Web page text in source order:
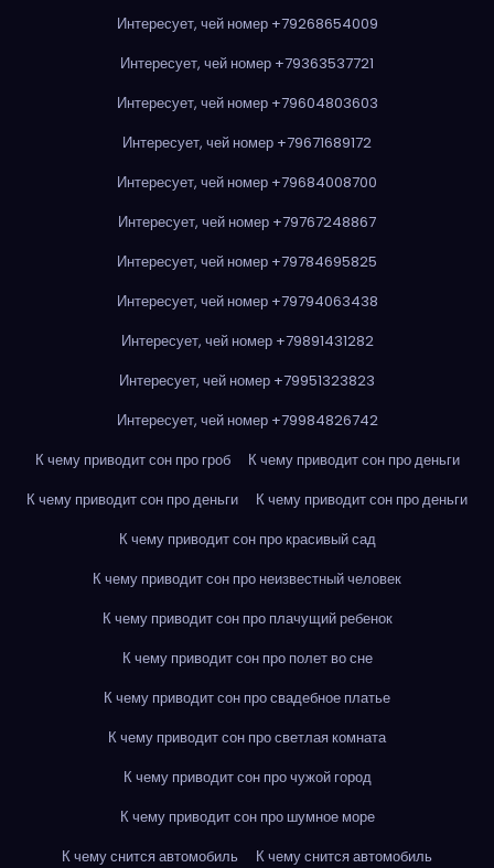
Интересует, чей номер +79268654009
Интересует, чей номер +79363537721
Интересует, чей номер +79604803603
Интересует, чей номер +79671689172
Интересует, чей номер +79684008700
Интересует, чей номер +79767248867
Интересует, чей номер +79784695825
Интересует, чей номер +79794063438
Интересует, чей номер +79891431282
Интересует, чей номер +79951323823
Интересует, чей номер +79984826742
К чему приводит сон про гроб
К чему приводит сон про деньги
К чему приводит сон про деньги
К чему приводит сон про деньги
К чему приводит сон про красивый сад
К чему приводит сон про неизвестный человек
К чему приводит сон про плачущий ребенок
К чему приводит сон про полет во сне
К чему приводит сон про свадебное платье
К чему приводит сон про светлая комната
К чему приводит сон про чужой город
К чему приводит сон про шумное море
К чему снится автомобиль
К чему снится автомобиль